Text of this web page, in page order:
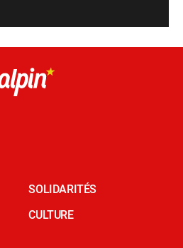
SOLIDARITÉS
CULTURE